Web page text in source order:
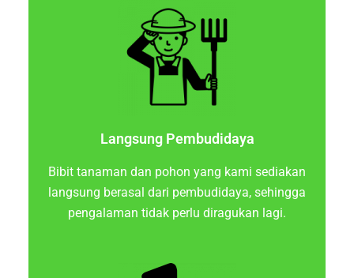
Langsung Pembudidaya
Bibit tanaman dan pohon yang kami sediakan
langsung berasal dari pembudidaya, sehingga
pengalaman tidak perlu diragukan lagi.